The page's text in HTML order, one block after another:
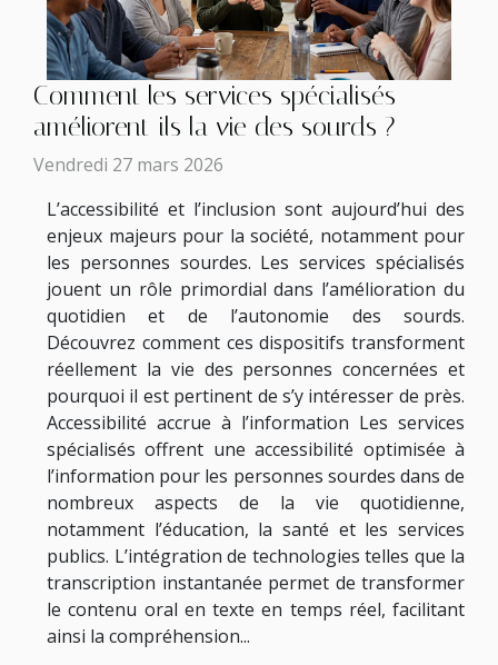
Comment les services spécialisés
améliorent-ils la vie des sourds ?
Vendredi 27 mars 2026
L’accessibilité et l’inclusion sont aujourd’hui des
enjeux majeurs pour la société, notamment pour
les personnes sourdes. Les services spécialisés
jouent un rôle primordial dans l’amélioration du
quotidien et de l’autonomie des sourds.
Découvrez comment ces dispositifs transforment
réellement la vie des personnes concernées et
pourquoi il est pertinent de s’y intéresser de près.
Accessibilité accrue à l’information Les services
spécialisés offrent une accessibilité optimisée à
l’information pour les personnes sourdes dans de
nombreux aspects de la vie quotidienne,
notamment l’éducation, la santé et les services
publics. L’intégration de technologies telles que la
transcription instantanée permet de transformer
le contenu oral en texte en temps réel, facilitant
ainsi la compréhension...